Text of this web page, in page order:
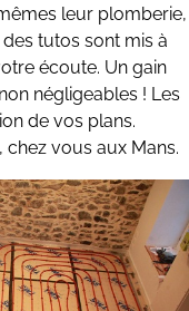
leur plomberie,
tutos sont mis à
écoute. Un gain
négligeables ! Les
de vos plans.
chez vous aux Mans.